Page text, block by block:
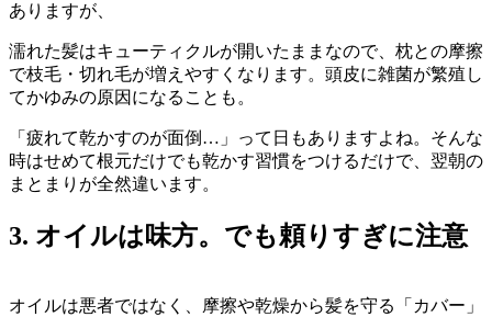
ありますが、
濡れた髪はキューティクルが開いたままなので、枕との摩擦
で枝毛・切れ毛が増えやすくなります。頭皮に雑菌が繁殖し
てかゆみの原因になることも。
「疲れて乾かすのが面倒…」って日もありますよね。そんな
時はせめて根元だけでも乾かす習慣をつけるだけで、翌朝の
まとまりが全然違います。
3. オイルは味方。でも頼りすぎに注意
オイルは悪者ではなく、摩擦や乾燥から髪を守る「カバー」